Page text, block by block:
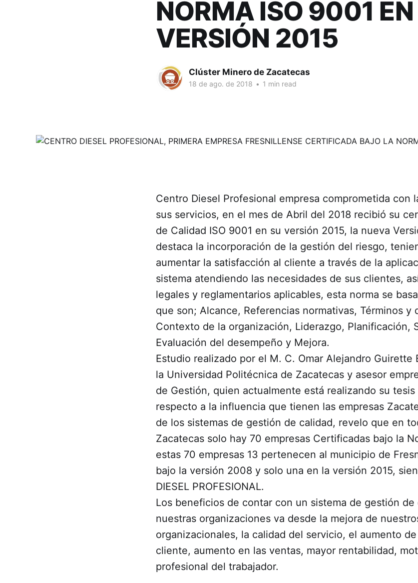
NORMA ISO 9001 EN
VERSIÓN 2015
Clúster Minero de Zacatecas
18 de ago. de 2018 • 1 min read
Centro Diesel Profesional empresa comprometida con
sus servicios, en el mes de Abril del 2018 recibió su
de Calidad ISO 9001 en su versión 2015, la nueva
destaca la incorporación de la gestión del riesgo,
aumentar la satisfacción al cliente a través de la
sistema atendiendo las necesidades de sus clientes,
legales y reglamentarios aplicables, esta norma se
que son; Alcance, Referencias normativas, Términos y
Contexto de la organización, Liderazgo, Planificación,
Evaluación del desempeño y Mejora.
Estudio realizado por el M. C. Omar Alejandro Guirette
la Universidad Politécnica de Zacatecas y asesor
de Gestión, quien actualmente está realizando su
respecto a la influencia que tienen las empresas
de los sistemas de gestión de calidad, revelo que en
Zacatecas solo hay 70 empresas Certificadas bajo la
estas 70 empresas 13 pertenecen al municipio de
bajo la versión 2008 y solo una en la versión 2015,
DIESEL PROFESIONAL.
Los beneficios de contar con un sistema de gestión
nuestras organizaciones va desde la mejora de
organizacionales, la calidad del servicio, el aumento
cliente, aumento en las ventas, mayor rentabilidad,
profesional del trabajador.